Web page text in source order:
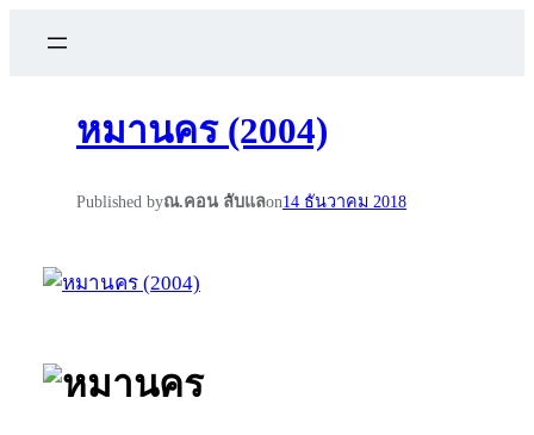
หมานคร (2004)
Published byณ.คอน ลับแลon14 ธันวาคม 2018